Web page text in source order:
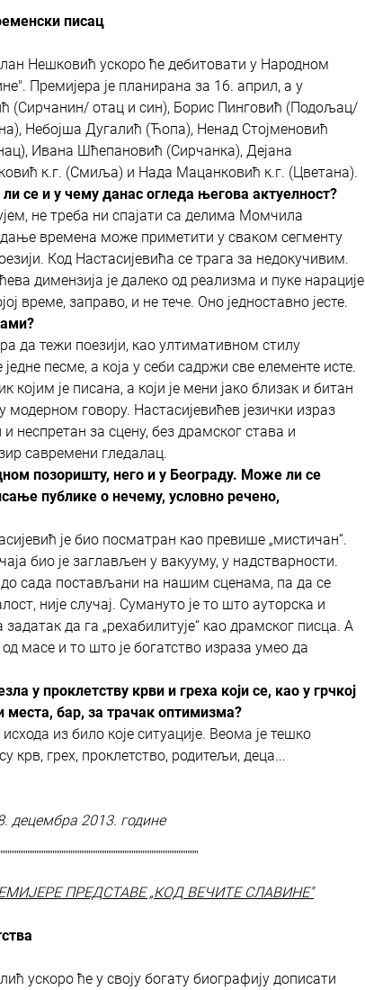
писац
Нешковић ускоро ће дебитовати у Народном
Премијера је планирана за 16. април, а у
(Сирчанин/ отац и син), Борис Пинговић (Подољац/
Небојша Дугалић (Ћопа), Ненад Стојменовић
Ивана Шћепановић (Сирчанка), Дејана
к.г. (Смиља) и Нада Мацанковић к.г. (Цветана).
се и у чему данас огледа његова актуелност?
не треба ни спајати са делима Момчила
времена може приметити у сваком сегменту
Код Настасијевића се трага за недокучивим.
димензија је далеко од реализма и пуке нарације
време, заправо, и не тече. Оно једноставно јесте.
да тежи поезији, као ултимативном стилу
песме, а која у себи садржи све елементе исте.
којим је писана, а који је мени јако близак и битан
говору. Настасијевићев језички израз
неспретан за сцену, без драмског става и
савремени гледалац.
позоришту, него и у Београду. Може ли се
публике о нечему, условно речено,
је био посматран као превише „мистичан“.
био је заглављен у вакууму, у надстварности.
сада постављани на нашим сценама, па да се
није случај. Сумануто је то што ауторска и
да га „рехабилитује“ као драмског писца. А
масе и то што је богатство израза умео да
у проклетству крви и греха који се, као у грчкој
места, бар, за трачак оптимизма?
из било које ситуације. Веома је тешко
грех, проклетство, родитељи, деца...
децембра 2013. године
ПРЕДСТАВЕ „КОД ВЕЧИТЕ СЛАВИНЕ"
ускоро ће у своју богату биографију дописати